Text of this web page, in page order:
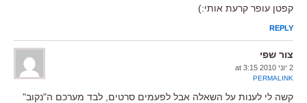
קפטן עופר קרעת אותי:)
REPLY
צור שפי
2 יוני 2010 at 3:15
PERMALINK
קשה לי לענות על השאלה אבל לפעמים סרטים, לבד מערכם ה"נקוב"